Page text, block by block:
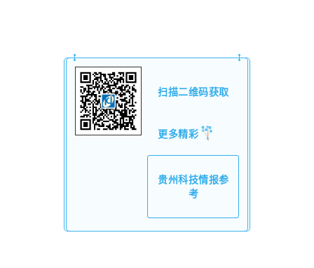
扫描二维码获取
更多精彩
贵州科技情报参
考